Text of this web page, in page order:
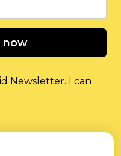
now
Newsletter. I can